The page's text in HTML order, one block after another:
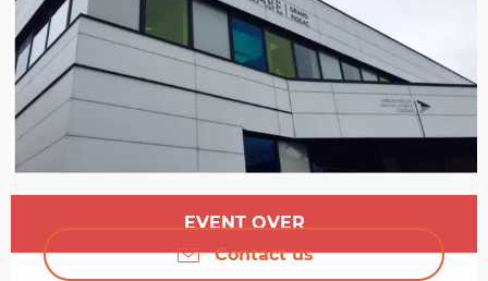
Opening hours & contact details
EVENT OVER
Contact us